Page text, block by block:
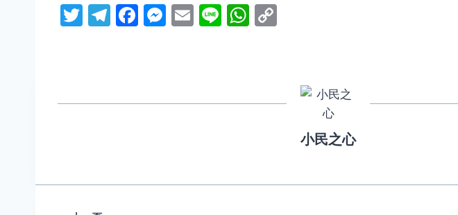
T
T
a
F
b
M
e
E
Li W
A Li
小民之心